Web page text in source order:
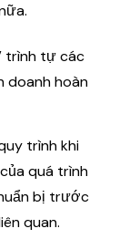
trình tự các
doanh hoàn
trình khi
quá trình
bị trước
quan.